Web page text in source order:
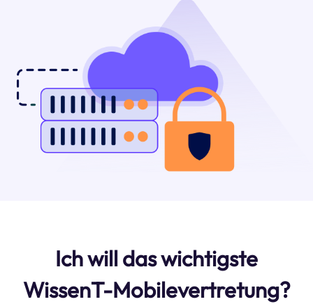
Ich will das wichtigste
WissenT-Mobilevertretung?